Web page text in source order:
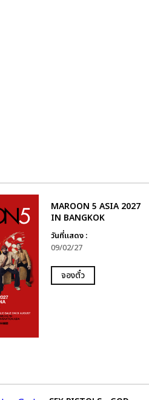
MAROON 5 ASIA 2027
IN BANGKOK
วันที่แสดง :
09/02/27
จองตั๋ว